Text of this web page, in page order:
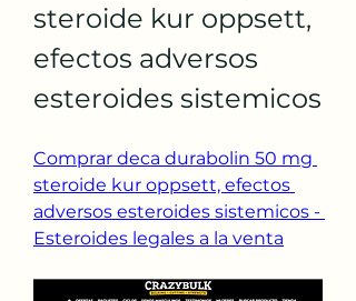
steroide kur oppsett,
efectos adversos
esteroides sistemicos
Comprar deca durabolin 50 mg
steroide kur oppsett, efectos
adversos esteroides sistemicos -
Esteroides legales a la venta